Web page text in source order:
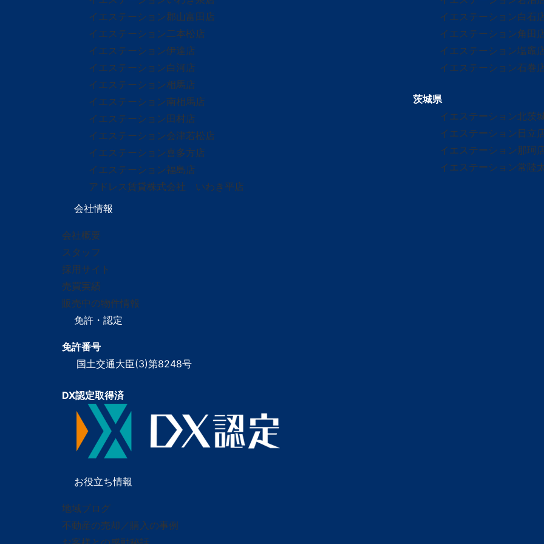
イエステーション郡山富田店
イエステーション二本松店
イエステーション伊達店
イエステーション白河店
イエステーション相馬店
イエステーション南相馬店
イエステーション田村店
イエステーション会津若松店
イエステーション喜多方店
イエステーション福島店
アドレス賃貸株式会社 いわき平店
イエステーション白石
イエステーション角田
イエステーション塩竈
イエステーション石巻
茨城県
イエステーション北茨
イエステーション日立
イエステーション那珂
イエステーション常陸
会社情報
会社概要
スタッフ
採用サイト
売買実績
販売中の物件情報
免許・認定
免許番号
国土交通大臣(3)第8248号
DX認定取得済
お役立ち情報
地域ブログ
不動産の売却／購入の事例